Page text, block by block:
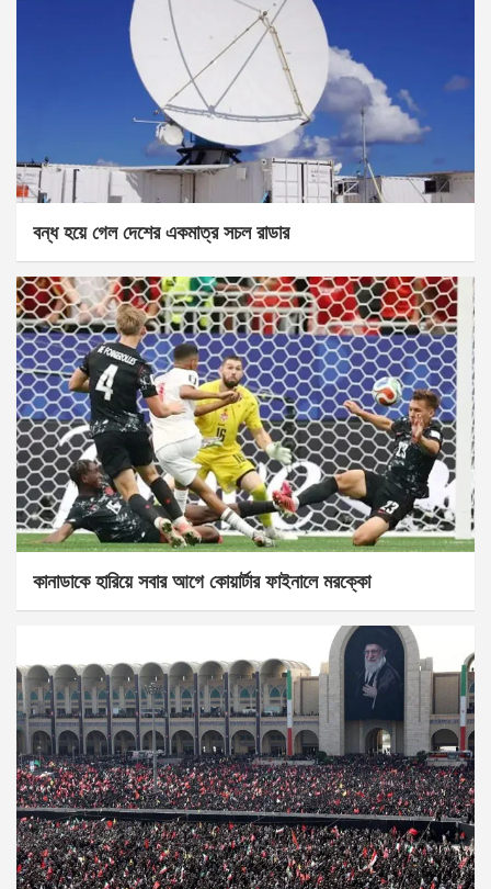
বন্ধ হয়ে গেল দেশের একমাত্র সচল রাডার
কানাডাকে হারিয়ে সবার আগে কোয়ার্টার ফাইনালে মরক্কো